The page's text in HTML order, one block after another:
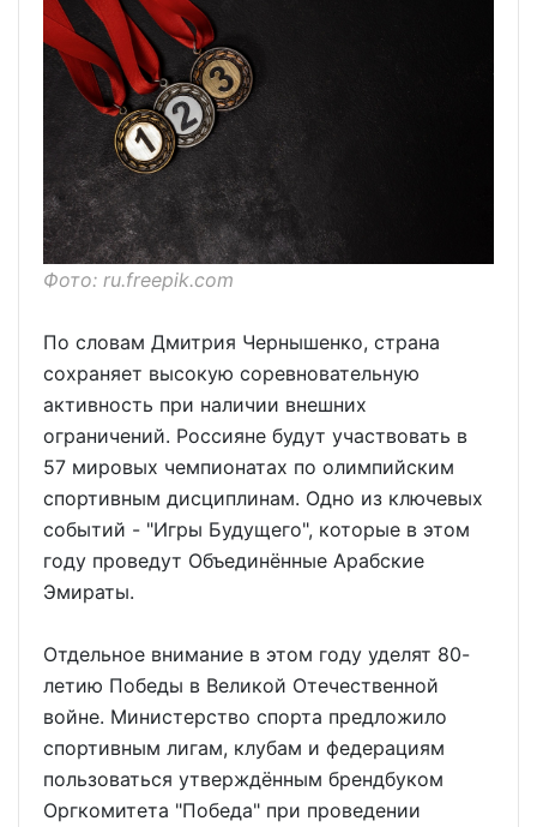
Фото: ru.freepik.com
По словам Дмитрия Чернышенко, страна
сохраняет высокую соревновательную
активность при наличии внешних
ограничений. Россияне будут участвовать в
57 мировых чемпионатах по олимпийским
спортивным дисциплинам. Одно из ключевых
событий - "Игры Будущего", которые в этом
году проведут Объединённые Арабские
Эмираты.
Отдельное внимание в этом году уделят 80-
летию Победы в Великой Отечественной
войне. Министерство спорта предложило
спортивным лигам, клубам и федерациям
пользоваться утверждённым брендбуком
Оргкомитета "Победа" при проведении